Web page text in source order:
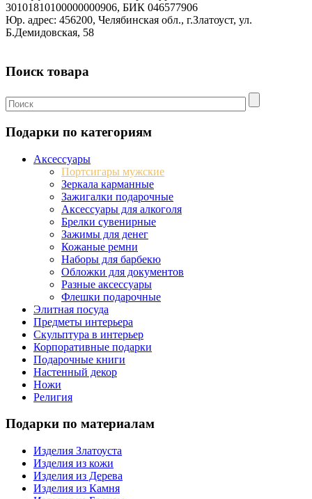
30101810100000000906, БИК 046577906
Юр. адрес: 456200, Челябинская обл., г.Златоуст, ул.
Б.Демидовская, 58
Поиск товара
Подарки по категориям
Аксессуары
Портсигары мужские
Зеркала карманные
Зажигалки подарочные
Аксессуары для алкоголя
Брелки сувенирные
Зажимы для денег
Кожаные ремни
Наборы для барбекю
Обложки для документов
Разные аксессуары
Флешки подарочные
Элитная посуда
Предметы интерьера
Скульптура в интерьер
Корпоративные подарки
Подарочные книги
Настенный декор
Ножи
Религия
Подарки по материалам
Изделия Златоуста
Изделия из кожи
Изделия из Дерева
Изделия из Камня